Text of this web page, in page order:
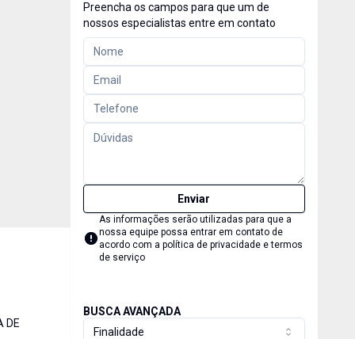
DE
Preencha os campos para que um de
nossos especialistas entre em contato
Enviar
As informações serão utilizadas para que a
nossa equipe possa entrar em contato de
acordo com a política de privacidade e termos
de serviço
BUSCA AVANÇADA
Finalidade